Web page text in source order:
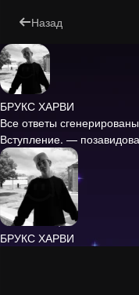
Назад
БРУКС ХАРВИ
Все ответы
Вступление. —
БРУКС ХАРВИ